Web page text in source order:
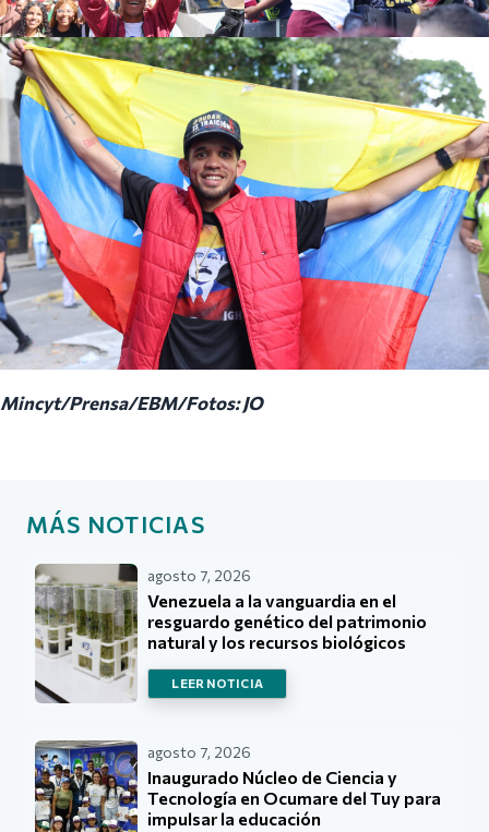
Mincyt/Prensa/EBM/Fotos: JO
MÁS NOTICIAS
agosto 7, 2026
Venezuela a la vanguardia en el
resguardo genético del patrimonio
natural y los recursos biológicos
LEER NOTICIA
agosto 7, 2026
Inaugurado Núcleo de Ciencia y
Tecnología en Ocumare del Tuy para
impulsar la educación